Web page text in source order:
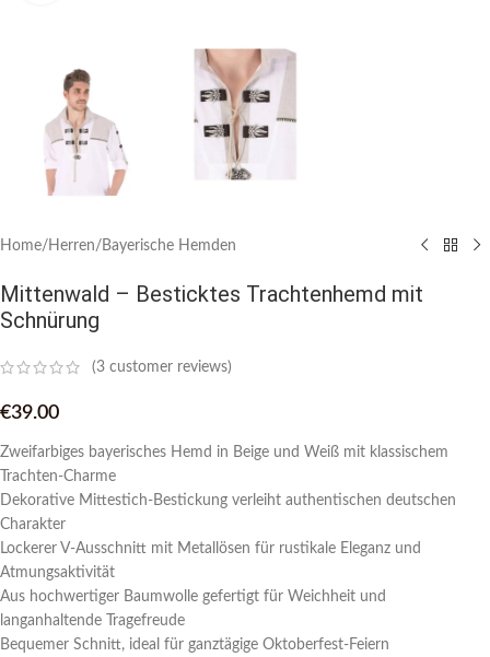
Home/Herren/Bayerische Hemden​
Mittenwald – Besticktes Trachtenhemd mit
Schnürung
(3 customer reviews)
€39.00
Zweifarbiges bayerisches Hemd in Beige und Weiß mit klassischem
Trachten-Charme
Dekorative Mittestich-Bestickung verleiht authentischen deutschen
Charakter
Lockerer V-Ausschnitt mit Metallösen für rustikale Eleganz und
Atmungsaktivität
Aus hochwertiger Baumwolle gefertigt für Weichheit und
langanhaltende Tragefreude
Bequemer Schnitt, ideal für ganztägige Oktoberfest-Feiern